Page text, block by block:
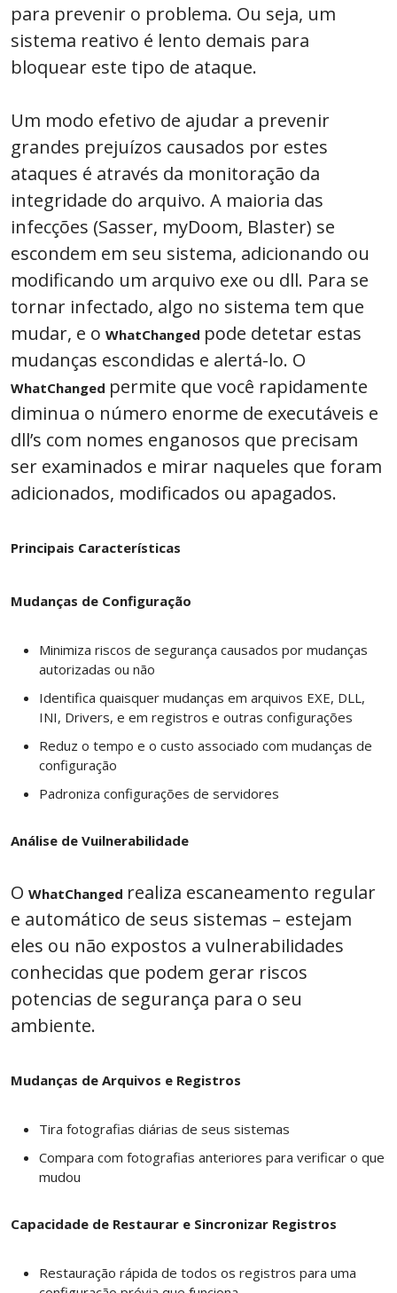
para prevenir o problema. Ou seja, um
sistema reativo é lento demais para
bloquear este tipo de ataque.
Um modo efetivo de ajudar a prevenir
grandes prejuízos causados por estes
ataques é através da monitoração da
integridade do arquivo. A maioria das
infecções (Sasser, myDoom, Blaster) se
escondem em seu sistema, adicionando ou
modificando um arquivo exe ou dll. Para se
tornar infectado, algo no sistema tem que
mudar, e o WhatChanged pode detetar estas
mudanças escondidas e alertá-lo. O
WhatChanged permite que você rapidamente
diminua o número enorme de executáveis e
dll’s com nomes enganosos que precisam
ser examinados e mirar naqueles que foram
adicionados, modificados ou apagados.
Principais Características
Mudanças de Configuração
Minimiza riscos de segurança causados por mudanças
autorizadas ou não
Identifica quaisquer mudanças em arquivos EXE, DLL,
INI, Drivers, e em registros e outras configurações
Reduz o tempo e o custo associado com mudanças de
configuração
Padroniza configurações de servidores
Análise de Vuilnerabilidade
O WhatChanged realiza escaneamento regular
e automático de seus sistemas – estejam
eles ou não expostos a vulnerabilidades
conhecidas que podem gerar riscos
potencias de segurança para o seu
ambiente.
Mudanças de Arquivos e Registros
Tira fotografias diárias de seus sistemas
Compara com fotografias anteriores para verificar o que
mudou
Capacidade de Restaurar e Sincronizar Registros
Restauração rápida de todos os registros para uma